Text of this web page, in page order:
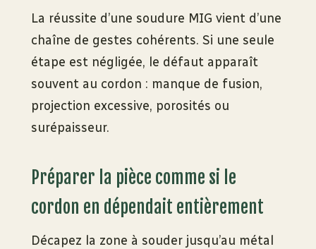
La réussite d’une soudure MIG vient d’une
chaîne de gestes cohérents. Si une seule
étape est négligée, le défaut apparaît
souvent au cordon : manque de fusion,
projection excessive, porosités ou
surépaisseur.
Préparer la pièce comme si le
cordon en dépendait entièrement
Décapez la zone à souder jusqu’au métal